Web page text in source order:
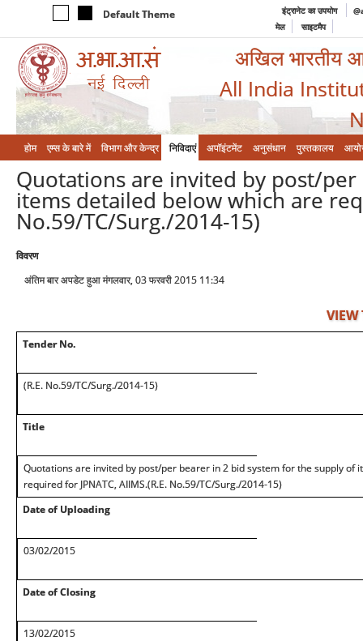
Default Theme इंट्रानेट का उपयोग
मेल
साइटमैप
अखिल भारतीय
All India
होम एम्‍स के बारे में विभाग और केन्‍द्र निविदाएं अपॉइंटमेंट अनुसंधान पुस्तकालय
Quotations are invited by post/
items detailed below which are
No.59/TC/Surg./2014-15)
विवरण
अंतिम बार अपडेट हुआ मंगलवार, 03 फरवरी 2015 11:34
VIEW
Tender No.
(R.E. No.59/TC/Surg./2014-15)
Title
Quotations are invited by post/per bearer in 2 bid system for the supply of
required for JPNATC, AIIMS.(R.E. No.59/TC/Surg./2014-15)
Date of Uploading
03/02/2015
Date of Closing
13/02/2015